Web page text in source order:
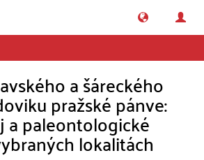
a šáreckého
pražské pánve:
a paleontologické
lokalitách